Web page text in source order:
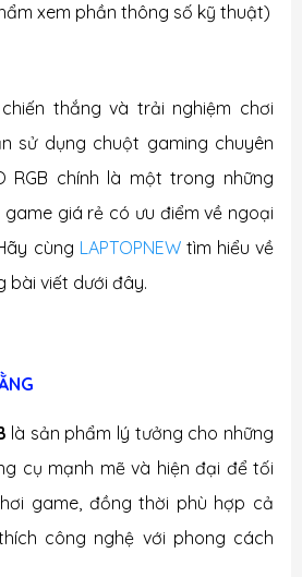
xem phần thông số kỹ thuật)
thắng và trải nghiệm chơi
sử dụng chuột gaming chuyên
RGB chính là một trong những
giá rẻ có ưu điểm về ngoại
cùng LAPTOPNEWtìm hiểu về
bài viết dưới đây.
là sản phẩm lý tưởng cho những
cụ mạnh mẽ và hiện đại để tối
game, đồng thời phù hợp cả
công nghệ với phong cách